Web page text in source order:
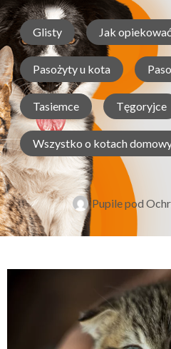
Glisty Jak
Pasożyty u kota
Tasiemce Tęgoryjce
Wszystko o kotach
Pupile pod